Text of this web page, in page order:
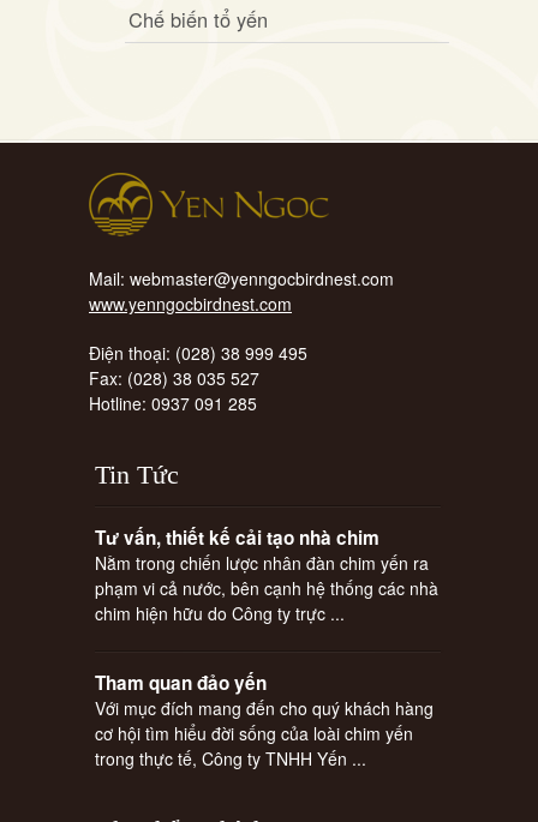
Chế biến tổ yến
Mail: webmaster@yenngocbirdnest.com
www.yenngocbirdnest.com
Điện thoại: (028) 38 999 495
Fax: (028) 38 035 527
Hotline: 0937 091 285
Tin Tức
Tư vấn, thiết kế cải tạo nhà chim
Nằm trong chiến lược nhân đàn chim yến ra
phạm vi cả nước, bên cạnh hệ thống các nhà
chim hiện hữu do Công ty trực ...
Tham quan đảo yến
Với mục đích mang đến cho quý khách hàng
cơ hội tìm hiểu đời sống của loài chim yến
trong thực tế, Công ty TNHH Yến ...